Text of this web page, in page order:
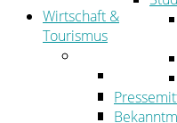
Wirtschaft &
Tourismus